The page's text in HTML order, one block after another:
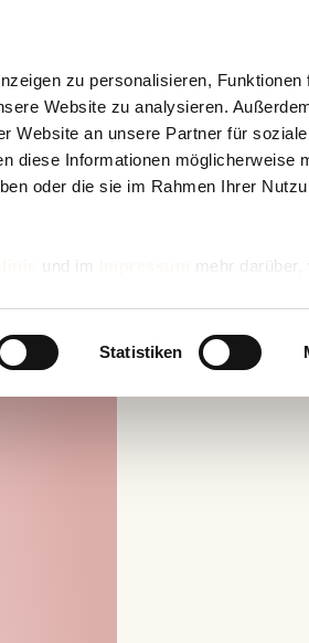
zu personalisieren, Funktionen
Website zu analysieren.
Website an unsere Partner für
diese Informationen möglicherweise
oder die sie im Rahmen Ihrer
und im
mehr darüber,
Statistiken